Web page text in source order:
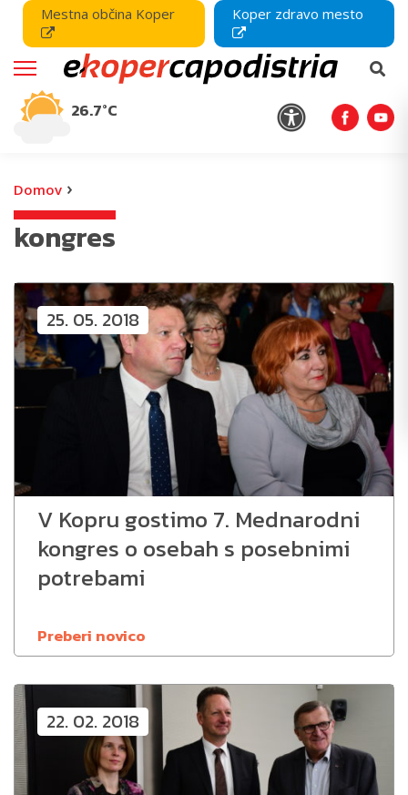
Mestna občina Koper Koper zdravo mesto
26.7°C
Domov ›
kongres
25. 05. 2018
V Kopru gostimo 7. Mednarodni
kongres o osebah s posebnimi
potrebami
Preberi novico
22. 02. 2018